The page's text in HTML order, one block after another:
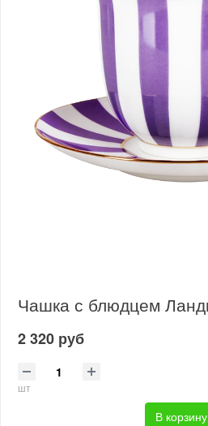
2 320 руб
шт
В корзину